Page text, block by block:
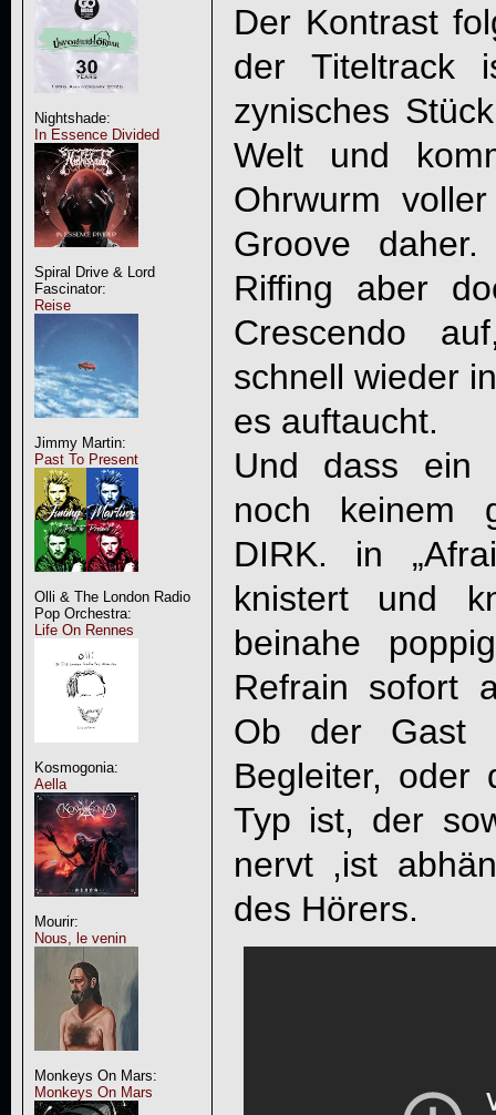
Nightshade:
In Essence Divided
Spiral Drive & Lord
Fascinator:
Reise
Jimmy Martin:
Past To Present
Olli & The London Radio
Pop Orchestra:
Life On Rennes
Kosmogonia:
Aella
Mourir:
Nous, le venin
Monkeys On Mars:
Monkeys On Mars
Der Kontrast
der Titeltrack
zynisches
Welt und
Ohrwurm
Groove
Riffing aber
Crescendo
schnell wieder
es auftaucht.
Und dass ein
noch keinem
DIRK. in
knistert und
beinahe
Refrain sofort
Ob der Gast
Begleiter, oder
Typ ist, der
nervt ,ist
des Hörers.